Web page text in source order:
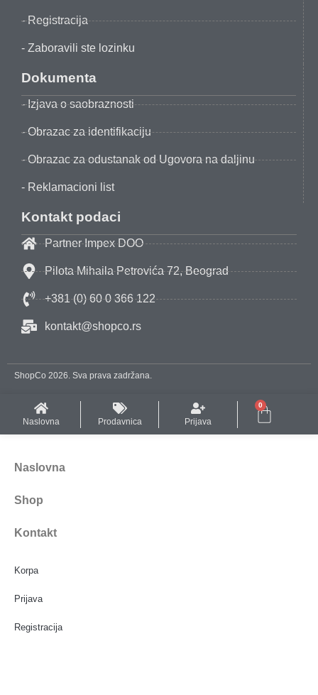
- Registracija
- Zaboravili ste lozinku
Dokumenta
- Izjava o saobraznosti
- Obrazac za identifikaciju
- Obrazac za odustanak od Ugovora na daljinu
- Reklamacioni list
Kontakt podaci
Partner Impex DOO
Pilota Mihaila Petrovića 72, Beograd
+381 (0) 60 0 366 122
kontakt@shopco.rs
ShopCo 2026. Sva prava zadržana.
Naslovna Prodavnica Prijava
0
Naslovna
Shop
Kontakt
Korpa
Prijava
Registracija